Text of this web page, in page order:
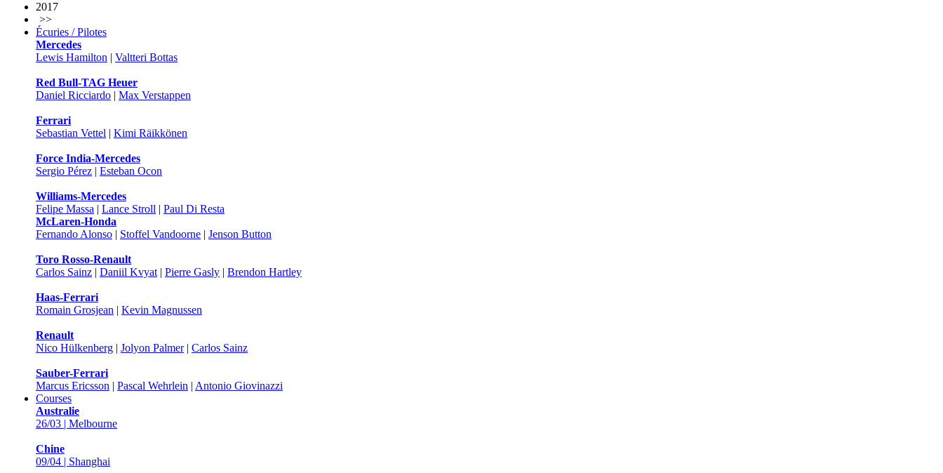
2017
>>
Écuries / Pilotes
Mercedes
Lewis Hamilton | Valtteri Bottas
Red Bull-TAG Heuer
Daniel Ricciardo | Max Verstappen
Ferrari
Sebastian Vettel | Kimi Räikkönen
Force India-Mercedes
Sergio Pérez | Esteban Ocon
Williams-Mercedes
Felipe Massa | Lance Stroll | Paul Di Resta
McLaren-Honda
Fernando Alonso | Stoffel Vandoorne | Jenson Button
Toro Rosso-Renault
Carlos Sainz | Daniil Kvyat | Pierre Gasly | Brendon Hartley
Haas-Ferrari
Romain Grosjean | Kevin Magnussen
Renault
Nico Hülkenberg | Jolyon Palmer| Carlos Sainz
Sauber-Ferrari
Marcus Ericsson | Pascal Wehrlein | Antonio Giovinazzi
Courses
Australie
26/03 | Melbourne
Chine
09/04 | Shanghai